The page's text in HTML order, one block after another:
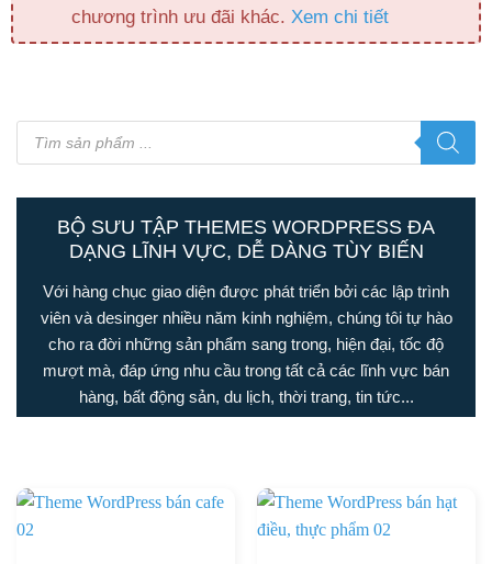
chương trình ưu đãi khác. Xem chi tiết
Tìm
kiếm
sản
BỘ SƯU TẬP THEMES WORDPRESS ĐA
DẠNG LĨNH VỰC, DỄ DÀNG TÙY BIẾN
Với hàng chục giao diện được phát triển bởi các lập trình
viên và desinger nhiều năm kinh nghiệm, chúng tôi tự hào
cho ra đời những sản phẩm sang trong, hiện đại, tốc độ
mượt mà, đáp ứng nhu cầu trong tất cả các lĩnh vực bán
hàng, bất động sản, du lịch, thời trang, tin tức...